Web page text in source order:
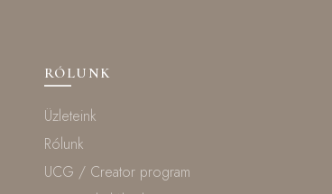
RÓLUNK
Üzleteink
Rólunk
UCG / Creator program